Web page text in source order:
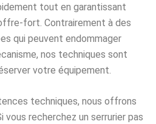
tout en garantissant
fort. Contrairement à des
qui peuvent endommager
nos techniques sont
votre équipement.
techniques, nous offrons
recherchez un serrurier pas